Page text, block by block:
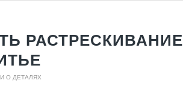
РАСТРЕСКИВАНИЕ
О ДЕТАЛЯХ